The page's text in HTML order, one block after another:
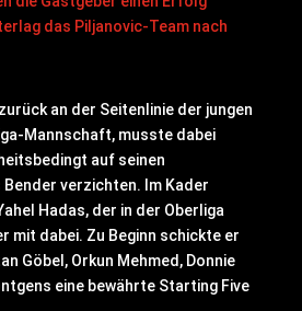
das Piljanovic-Team nach
an der Seitenlinie der jungen
Mannschaft, musste dabei
auf seinen
verzichten. Im Kader
Hadas, der in der Oberliga
mit dabei. Zu Beginn schickte er
Göbel, Orkun Mehmed, Donnie
eine bewährte Starting Five